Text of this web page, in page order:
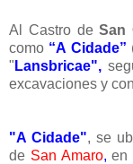
Al Castro deSan
como “A Cidade”
" Lansbricae",
excavaciones y
"A Cidade", se
de San Amaro,en